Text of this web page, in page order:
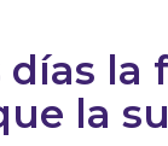
días la
la